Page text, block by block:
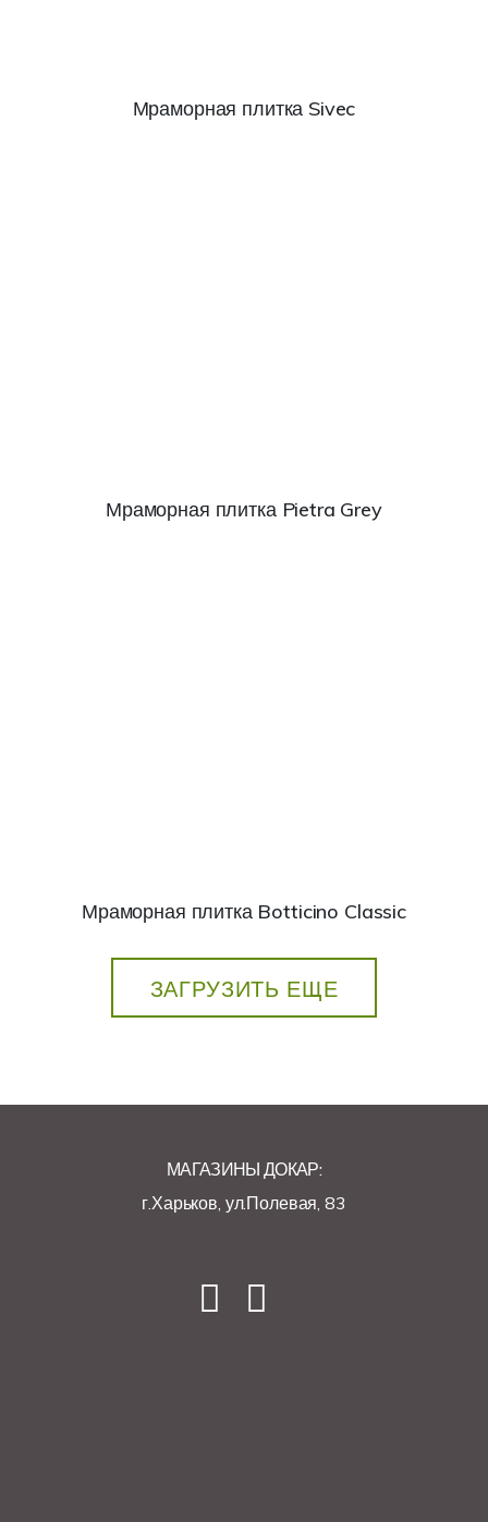
Мраморная плитка Sivec
Мраморная плитка Pietra Grey
Мраморная плитка Botticino Classic
ЗАГРУЗИТЬ ЕЩЕ
МАГАЗИНЫ ДОКАР:
г.Харьков, ул.Полевая, 83